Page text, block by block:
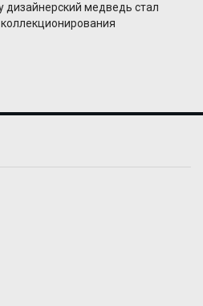
дизайнерский медведь стал